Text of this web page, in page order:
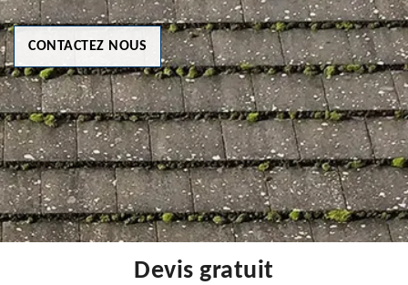
CONTACTEZ NOUS
Devis gratuit